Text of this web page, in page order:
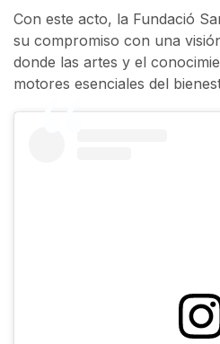
Con este acto, la Fundació
su compromiso con una
donde las artes y el
motores esenciales del